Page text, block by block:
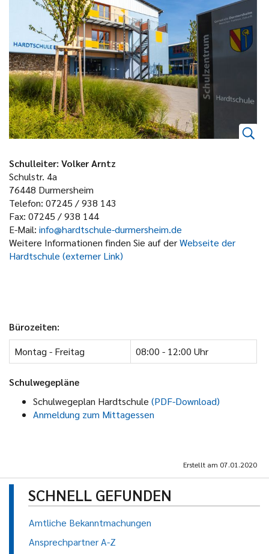
Schulleiter: Volker Arntz
Schulstr. 4a
76448 Durmersheim
Telefon: 07245 / 938 143
Fax: 07245 / 938 144
E-Mail: info@hardtschule-durmersheim.de
Weitere Informationen finden Sie auf derWebseite der
Hardtschule (externer Link)
Bürozeiten:
Montag - Freitag
08:00 - 12:00 Uhr
Schulwegepläne
Schulwegeplan Hardtschule (PDF-Download)
Anmeldung zum Mittagessen
Erstellt am 07.01.2020
SCHNELL GEFUNDEN
Amtliche Bekanntmachungen
Ansprechpartner A-Z